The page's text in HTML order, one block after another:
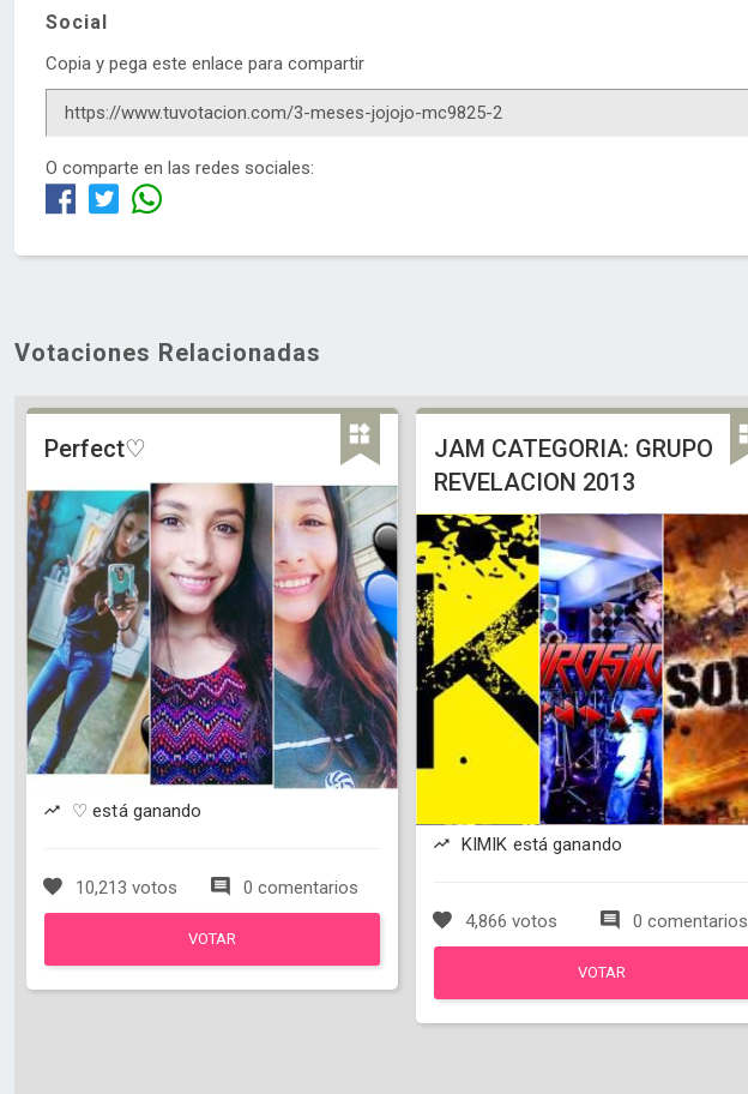
Social
Copia y pega este enlace para compartir
O comparte en las redes sociales:
Votaciones Relacionadas
Perfect♡
♡ está ganando
10,213 votos 0 comentarios
VOTAR
JAM CATEGORIA: GRUPO
REVELACION 2013
KIMIK está ganando
4,866 votos 0 comentarios
VOTAR